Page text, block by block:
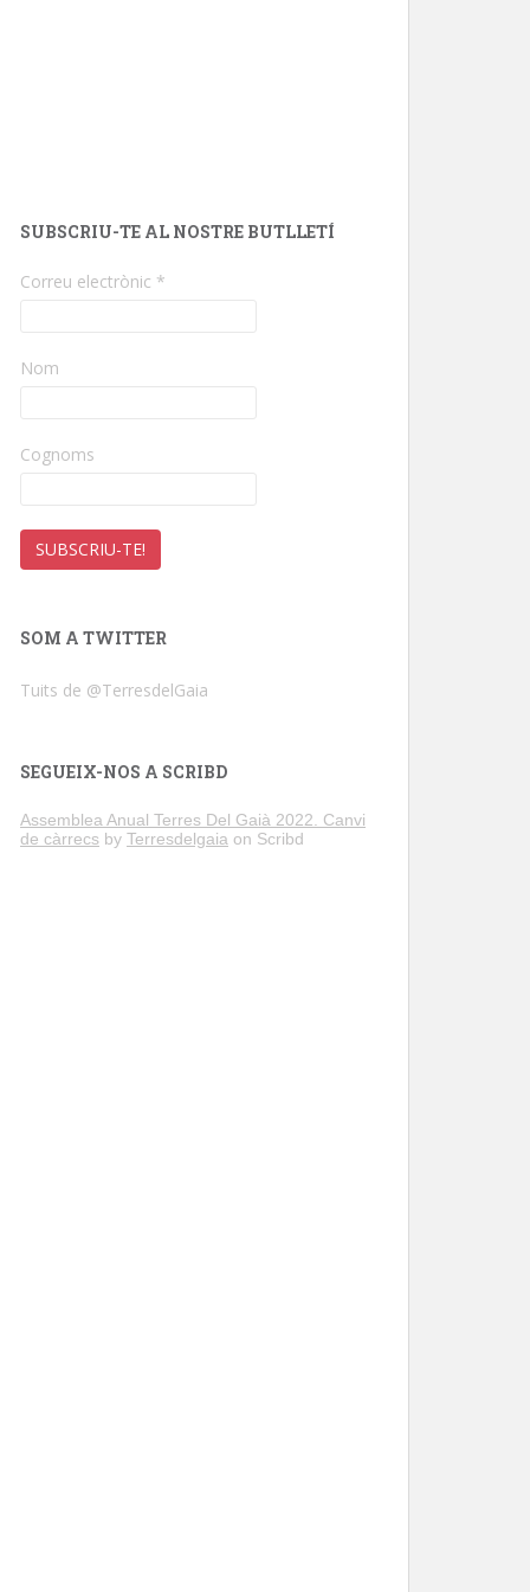
SUBSCRIU-TE AL NOSTRE BUTLLETÍ
Correu electrònic *
Nom
Cognoms
SOM A TWITTER
Tuits de @TerresdelGaia
SEGUEIX-NOS A SCRIBD
Assemblea Anual Terres Del Gaià 2022. Canvi
de càrrecs by Terresdelgaia on Scribd